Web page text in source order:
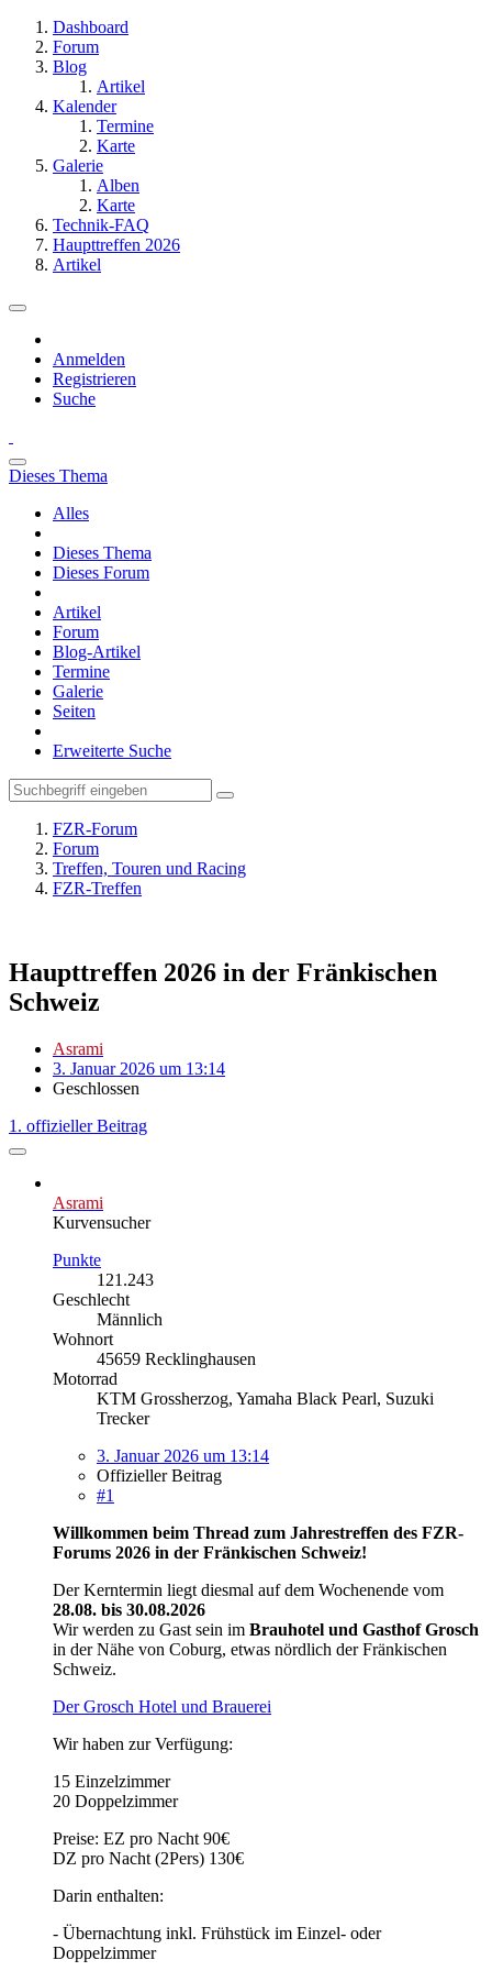
Dashboard
Forum
Blog
Artikel
Kalender
Termine
Karte
Galerie
Alben
Karte
Technik-FAQ
Haupttreffen 2026
Artikel
Anmelden
Registrieren
Suche
Dieses Thema
Alles
Dieses Thema
Dieses Forum
Artikel
Forum
Blog-Artikel
Termine
Galerie
Seiten
Erweiterte Suche
FZR-Forum
Forum
Treffen, Touren und Racing
FZR-Treffen
Haupttreffen 2026 in der Fränkischen
Schweiz
Asrami
3. Januar 2026 um 13:14
Geschlossen
1. offizieller Beitrag
Asrami
Kurvensucher
Punkte
121.243
Geschlecht
Männlich
Wohnort
45659 Recklinghausen
Motorrad
KTM Grossherzog, Yamaha Black Pearl, Suzuki
Trecker
3. Januar 2026 um 13:14
Offizieller Beitrag
#1
Willkommen beim Thread zum Jahrestreffen des FZR-
Forums 2026 in der Fränkischen Schweiz!
Der Kerntermin liegt diesmal auf dem Wochenende vom
28.08. bis 30.08.2026
Wir werden zu Gast sein im Brauhotel und Gasthof Grosch
in der Nähe von Coburg, etwas nördlich der Fränkischen
Schweiz.
Der Grosch Hotel und Brauerei
Wir haben zur Verfügung:
15 Einzelzimmer
20 Doppelzimmer
Preise: EZ pro Nacht 90€
DZ pro Nacht (2Pers) 130€
Darin enthalten:
- Übernachtung inkl. Frühstück im Einzel- oder
Doppelzimmer